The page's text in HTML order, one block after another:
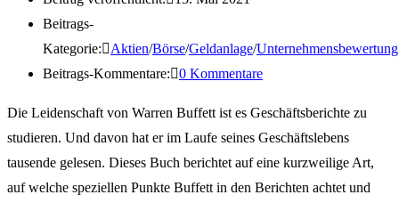
Beitrags-
Kategorie:
Aktien/Börse/Geldanlage/Unternehmensbewertung
Beitrags-Kommentare:
0 Kommentare
Die Leidenschaft von Warren Buffett ist es Geschäftsberichte zu
studieren. Und davon hat er im Laufe seines Geschäftslebens
tausende gelesen. Dieses Buch berichtet auf eine kurzweilige Art,
auf welche speziellen Punkte Buffett in den Berichten achtet und